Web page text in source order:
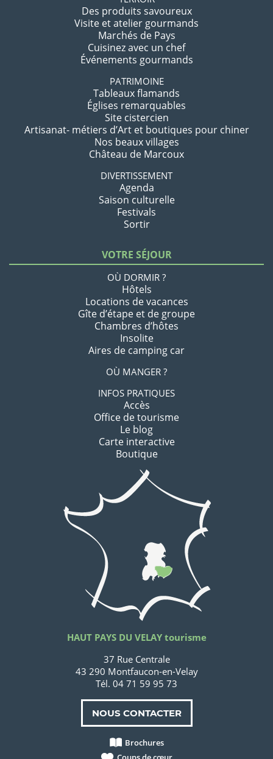
Des produits savoureux
Visite et atelier gourmands
Marchés de Pays
Cuisinez avec un chef
Événements gourmands
PATRIMOINE
Tableaux flamands
Églises remarquables
Site cistercien
Artisanat- métiers d’Art et boutiques pour chiner
Nos beaux villages
Château de Marcoux
DIVERTISSEMENT
Agenda
Saison culturelle
Festivals
Sortir
VOTRE SÉJOUR
OÙ DORMIR ?
Hôtels
Locations de vacances
Gîte d’étape et de groupe
Chambres d’hôtes
Insolite
Aires de camping car
OÙ MANGER ?
INFOS PRATIQUES
Accès
Office de tourisme
Le blog
Carte interactive
Boutique
HAUT PAYS DU VELAY tourisme
37 Rue Centrale
43 290 Montfaucon-en-Velay
Tél. 04 71 59 95 73
NOUS CONTACTER
Brochures